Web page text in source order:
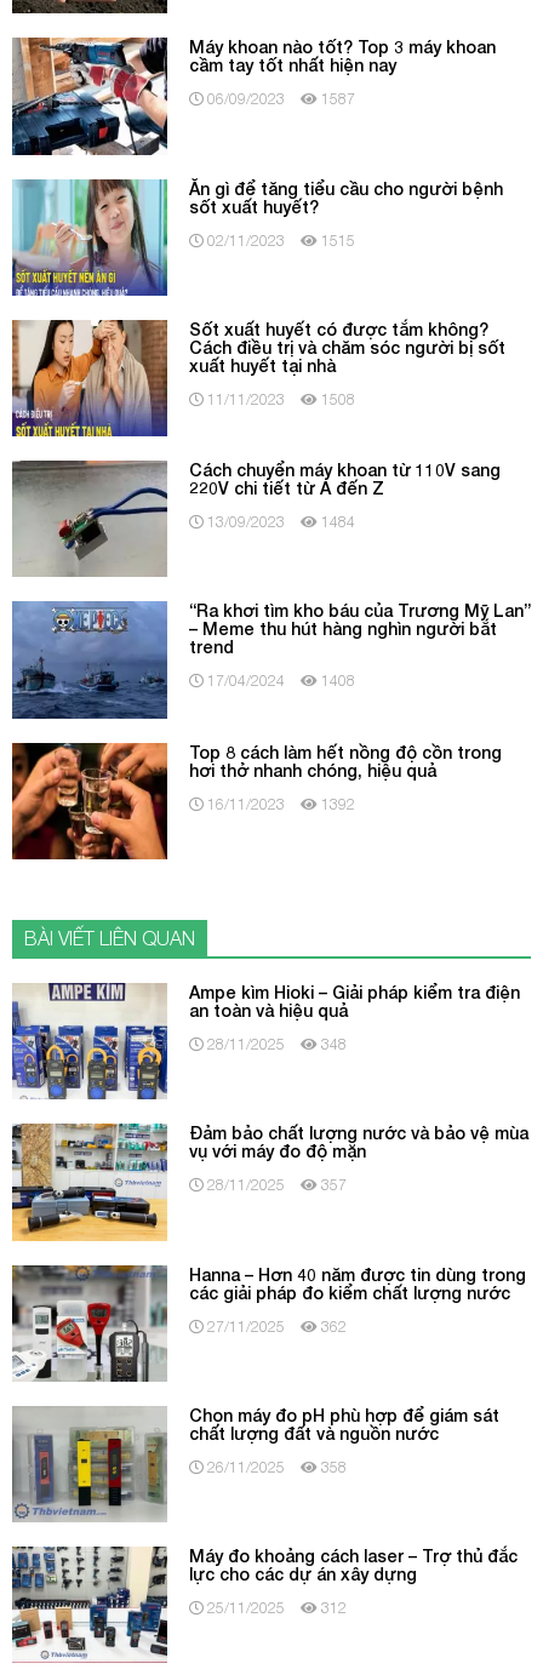
Máy khoan nào tốt? Top 3 máy khoan
cầm tay tốt nhất hiện nay
06/09/2023 1587
Ăn gì để tăng tiểu cầu cho người bệnh
sốt xuất huyết?
02/11/2023 1515
Sốt xuất huyết có được tắm không?
Cách điều trị và chăm sóc người bị sốt
xuất huyết tại nhà
11/11/2023 1508
Cách chuyển máy khoan từ 110V sang
220V chi tiết từ A đến Z
13/09/2023 1484
“Ra khơi tìm kho báu của Trương Mỹ Lan”
– Meme thu hút hàng nghìn người bắt
trend
17/04/2024 1408
Top 8 cách làm hết nồng độ cồn trong
hơi thở nhanh chóng, hiệu quả
16/11/2023 1392
BÀI VIẾT LIÊN QUAN
Ampe kìm Hioki – Giải pháp kiểm tra điện
an toàn và hiệu quả
28/11/2025 348
Đảm bảo chất lượng nước và bảo vệ mùa
vụ với máy đo độ mặn
28/11/2025 357
Hanna – Hơn 40 năm được tin dùng trong
các giải pháp đo kiểm chất lượng nước
27/11/2025 362
Chọn máy đo pH phù hợp để giám sát
chất lượng đất và nguồn nước
26/11/2025 358
Máy đo khoảng cách laser – Trợ thủ đắc
lực cho các dự án xây dựng
25/11/2025 312